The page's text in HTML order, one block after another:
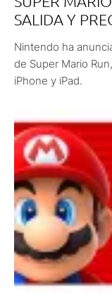
SALIDA Y
Nintendo ha
de Super Mario
iPhone y iPad.